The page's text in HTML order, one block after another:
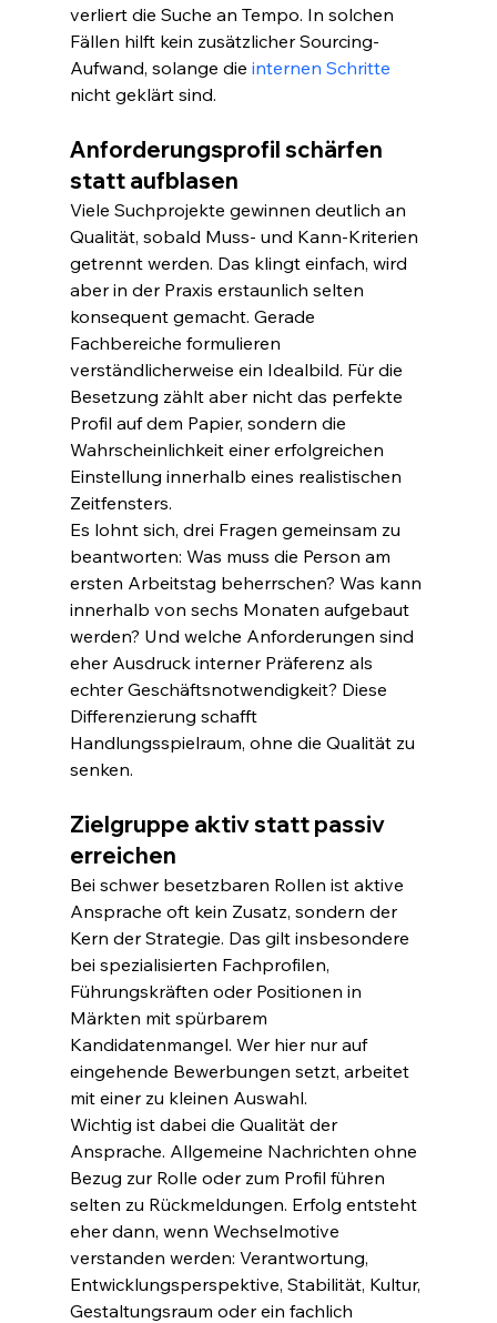
verliert die Suche an Tempo. In solchen
Fällen hilft kein zusätzlicher Sourcing-
Aufwand, solange die internen Schritte
nicht geklärt sind.
Anforderungsprofil schärfen
statt aufblasen
Viele Suchprojekte gewinnen deutlich an
Qualität, sobald Muss- und Kann-Kriterien
getrennt werden. Das klingt einfach, wird
aber in der Praxis erstaunlich selten
konsequent gemacht. Gerade
Fachbereiche formulieren
verständlicherweise ein Idealbild. Für die
Besetzung zählt aber nicht das perfekte
Profil auf dem Papier, sondern die
Wahrscheinlichkeit einer erfolgreichen
Einstellung innerhalb eines realistischen
Zeitfensters.
Es lohnt sich, drei Fragen gemeinsam zu
beantworten: Was muss die Person am
ersten Arbeitstag beherrschen? Was kann
innerhalb von sechs Monaten aufgebaut
werden? Und welche Anforderungen sind
eher Ausdruck interner Präferenz als
echter Geschäftsnotwendigkeit? Diese
Differenzierung schafft
Handlungsspielraum, ohne die Qualität zu
senken.
Zielgruppe aktiv statt passiv
erreichen
Bei schwer besetzbaren Rollen ist aktive
Ansprache oft kein Zusatz, sondern der
Kern der Strategie. Das gilt insbesondere
bei spezialisierten Fachprofilen,
Führungskräften oder Positionen in
Märkten mit spürbarem
Kandidatenmangel. Wer hier nur auf
eingehende Bewerbungen setzt, arbeitet
mit einer zu kleinen Auswahl.
Wichtig ist dabei die Qualität der
Ansprache. Allgemeine Nachrichten ohne
Bezug zur Rolle oder zum Profil führen
selten zu Rückmeldungen. Erfolg entsteht
eher dann, wenn Wechselmotive
verstanden werden: Verantwortung,
Entwicklungsperspektive, Stabilität, Kultur,
Gestaltungsraum oder ein fachlich